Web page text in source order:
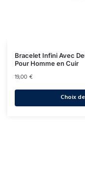
Bracelet Infini Avec
Pour Homme en Cuir
19,00 €
Choix